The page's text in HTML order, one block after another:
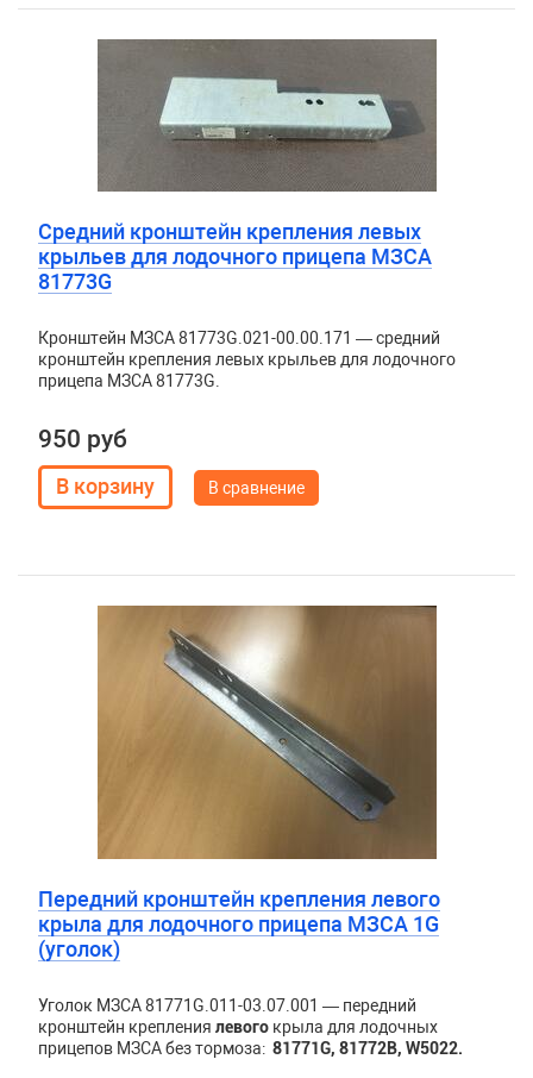
Средний кронштейн крепления левых
крыльев для лодочного прицепа МЗСА
81773G
Кронштейн МЗСА 81773G.021-00.00.171 — средний
кронштейн крепления левых крыльев для лодочного
прицепа МЗСА 81773G.
950 руб
В сравнение
Передний кронштейн крепления левого
крыла для лодочного прицепа МЗСА 1G
(уголок)
Уголок МЗСА 81771G.011-03.07.001 — передний
кронштейн крепления левого крыла для лодочных
прицепов МЗСА без тормоза: 81771G, 81772B, W5022.